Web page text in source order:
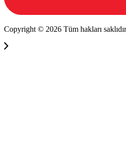
Copyright © 2026 Tüm hakları